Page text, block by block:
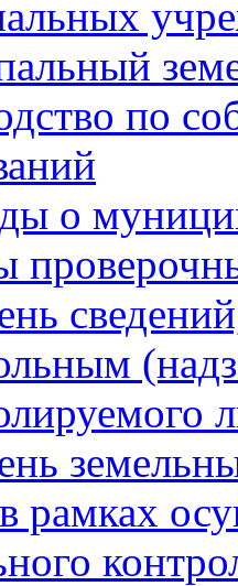
по
о
рамках